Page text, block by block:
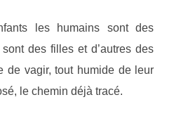
les humains sont des
des filles et d’autres des
de vagir, tout humide de leur
le chemin déjà tracé.